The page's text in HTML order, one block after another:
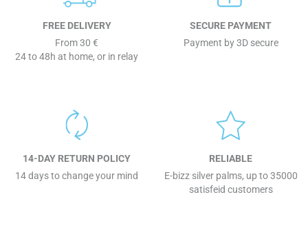
FREE DELIVERY
From 30 €
24 to 48h at home, or in relay
SECURE PAYMENT
Payment by 3D secure
14-DAY RETURN POLICY
14 days to change your mind
RELIABLE
E-bizz silver palms, up to 35000
satisfeid customers